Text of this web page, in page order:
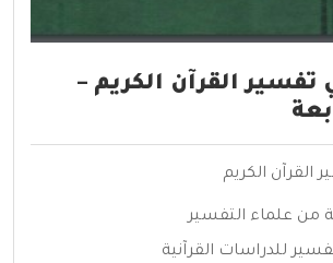
القرآن الكريم –
الكريم
من علماء التفسير
للدراسات القرآنية